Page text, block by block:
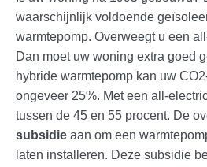
waarschijnlijk voldoende
warmtepomp. Overweegt u een
Dan moet uw woning extra goed
hybride warmtepomp kan uw
ongeveer 25%. Met een all-
tussen de 45 en 55 procent. De
subsidie aan om een
laten installeren. Deze subsidie